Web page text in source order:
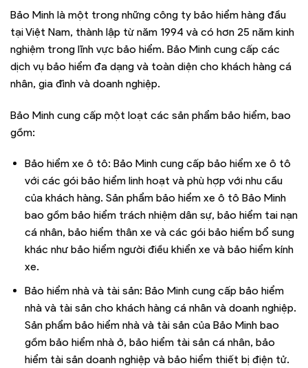
Bảo Minh là một trong những công ty bảo hiểm hàng đầu
tại Việt Nam, thành lập từ năm 1994 và có hơn 25 năm kinh
nghiệm trong lĩnh vực bảo hiểm. Bảo Minh cung cấp các
dịch vụ bảo hiểm đa dạng và toàn diện cho khách hàng cá
nhân, gia đình và doanh nghiệp.
Bảo Minh cung cấp một loạt các sản phẩm bảo hiểm, bao
gồm:
Bảo hiểm xe ô tô: Bảo Minh cung cấp bảo hiểm xe ô tô
với các gói bảo hiểm linh hoạt và phù hợp với nhu cầu
của khách hàng. Sản phẩm bảo hiểm xe ô tô Bảo Minh
bao gồm bảo hiểm trách nhiệm dân sự, bảo hiểm tai nạn
cá nhân, bảo hiểm thân xe và các gói bảo hiểm bổ sung
khác như bảo hiểm người điều khiển xe và bảo hiểm kính
xe.
Bảo hiểm nhà và tài sản: Bảo Minh cung cấp bảo hiểm
nhà và tài sản cho khách hàng cá nhân và doanh nghiệp.
Sản phẩm bảo hiểm nhà và tài sản của Bảo Minh bao
gồm bảo hiểm nhà ở, bảo hiểm tài sản cá nhân, bảo
hiểm tài sản doanh nghiệp và bảo hiểm thiết bị điện tử.